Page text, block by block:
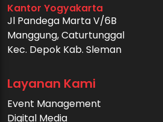
Kantor Yogyakarta
Jl Pandega Marta V/6B
Manggung, Caturtunggal
Kec. Depok Kab. Sleman
Layanan Kami
Event Management
Digital Media